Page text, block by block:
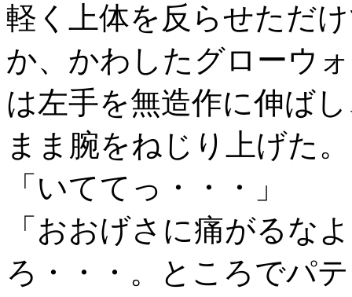
軽く上体を反らせただ
か、かわしたグローウ
は左手を無造作に伸ば
まま腕をねじり上げた。
「いててっ・・・」
「おおげさに痛がるな
ろ・・・。ところでパ